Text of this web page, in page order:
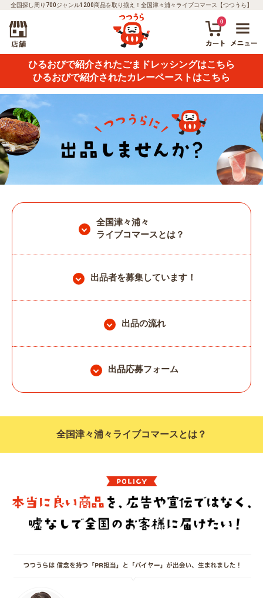
全国探し周り700ジャンル1200商品を取り揃え！全国津々浦々ライブコマース【つつうら】
0
ひるおびで紹介されたごまドレッシングはこちら
ひるおびで紹介されたカレーペーストはこちら
全国津々浦々
ライブコマースとは？
出品者を募集しています！
出品の流れ
出品応募フォーム
全国津々浦々ライブコマースとは？